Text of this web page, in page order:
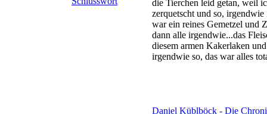
die Tierchen leid getan, weil
zerquetscht und so,
war ein reines Gemetzel und
dann alle irgendwie...das
diesem armen Kakerlaken
irgendwie so, das war alles
Daniel Küblböck - Die